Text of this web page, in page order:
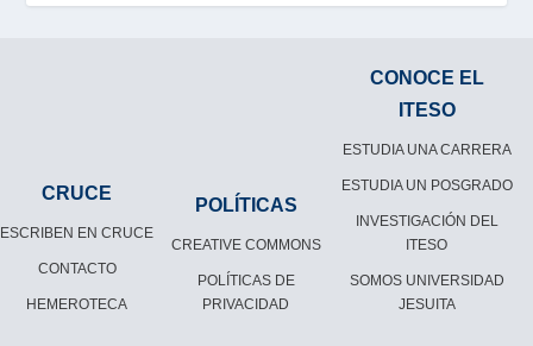
CRUCE
ESCRIBEN EN CRUCE
CONTACTO
HEMEROTECA
POLÍTICAS
CREATIVE COMMONS
POLÍTICAS DE
PRIVACIDAD
CONOCE EL
ITESO
ESTUDIA UNA CARRERA
ESTUDIA UN POSGRADO
INVESTIGACIÓN DEL
ITESO
SOMOS UNIVERSIDAD
JESUITA